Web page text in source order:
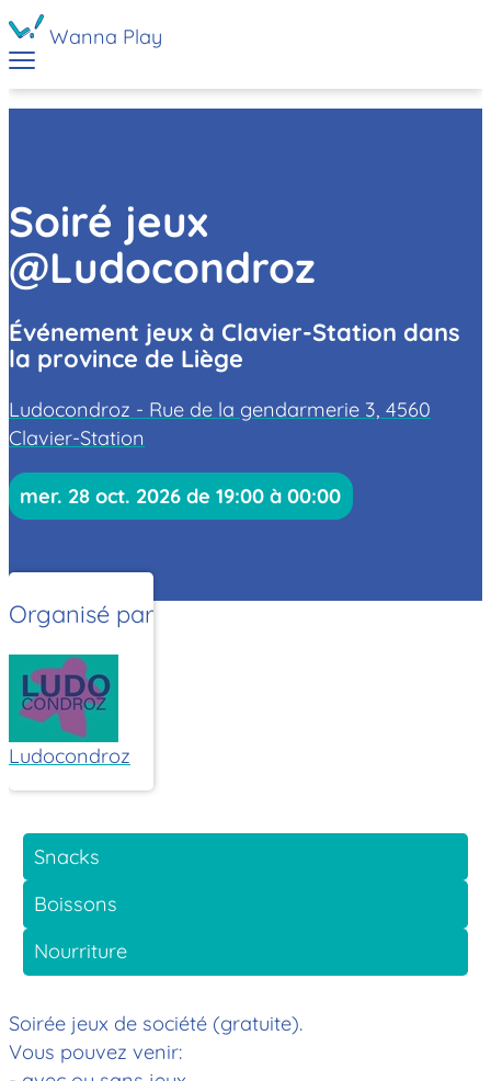
Wanna Play
Soiré jeux
@Ludocondroz
Événement jeux à Clavier-Station dans
la province de Liège
Ludocondroz - Rue de la gendarmerie 3, 4560
Clavier-Station
mer. 28 oct. 2026 de 19:00 à 00:00
Organisé par
Ludocondroz
Snacks
Boissons
Nourriture
Soirée jeux de société (gratuite).
Vous pouvez venir: